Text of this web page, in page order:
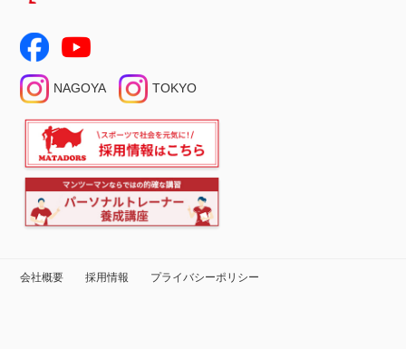
NAGOYA TOKYO
会社概要 採用情報 プライバシーポリシー